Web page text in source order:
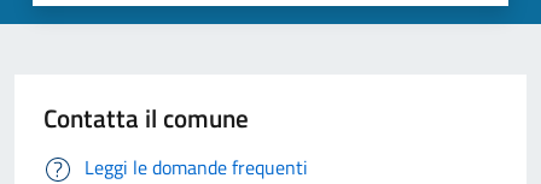
Contatta il comune
Leggi le domande frequenti